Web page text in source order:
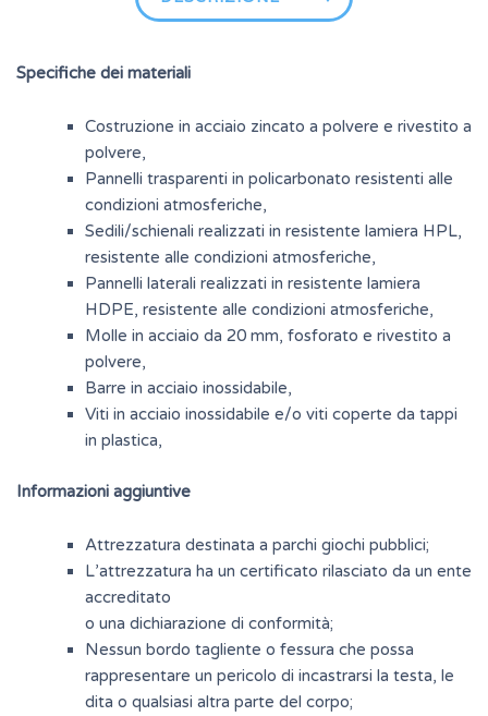
Specifiche dei materiali
Costruzione in acciaio zincato a polvere e rivestito a
polvere,
Pannelli trasparenti in policarbonato resistenti alle
condizioni atmosferiche,
Sedili/schienali realizzati in resistente lamiera HPL,
resistente alle condizioni atmosferiche,
Pannelli laterali realizzati in resistente lamiera
HDPE, resistente alle condizioni atmosferiche,
Molle in acciaio da 20 mm, fosforato e rivestito a
polvere,
Barre in acciaio inossidabile,
Viti in acciaio inossidabile e/o viti coperte da tappi
in plastica,
Informazioni aggiuntive
Attrezzatura destinata a parchi giochi pubblici;
L’attrezzatura ha un certificato rilasciato da un ente
accreditato
o una dichiarazione di conformità;
Nessun bordo tagliente o fessura che possa
rappresentare un pericolo di incastrarsi la testa, le
dita o qualsiasi altra parte del corpo;